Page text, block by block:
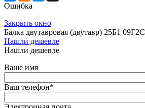
Ошибка
Закрыть окно
Балка двутавровая (двутавр) 25Б1 09Г2С
Нашли дешевле
Нашли дешевле
Ваше имя
Ваш телефон*